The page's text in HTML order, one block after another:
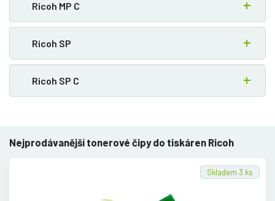
Ricoh MP C
Ricoh SP
Ricoh SP C
Nejprodávanější tonerové čipy do tiskáren Ricoh
Skladem 3 ks